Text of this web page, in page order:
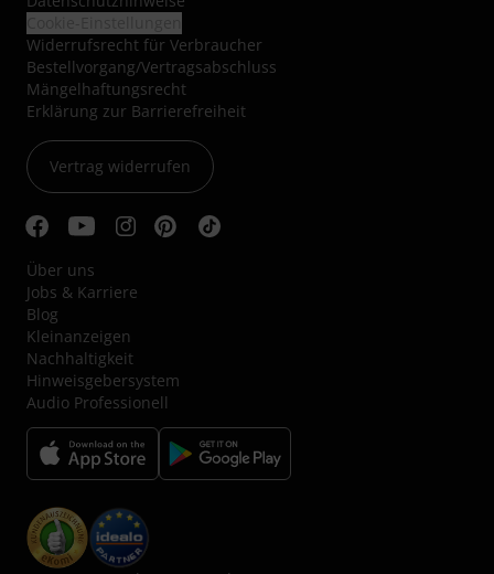
Widerrufsrecht für Verbraucher
Bestellvorgang/Vertragsabschluss
Mängelhaftungsrecht
Erklärung zur Barrierefreiheit
Vertrag widerrufen
Über uns
Jobs & Karriere
Blog
Kleinanzeigen
Nachhaltigkeit
Hinweisgebersystem
Audio Professionell